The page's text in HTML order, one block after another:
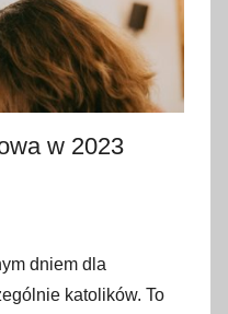
w 2023
dniem dla
katolików. To